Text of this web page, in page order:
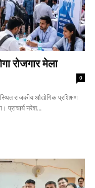
रोजगार मेला
0
राजकीय औद्योगिक प्रशिक्षण
प्राचार्य नरेश...